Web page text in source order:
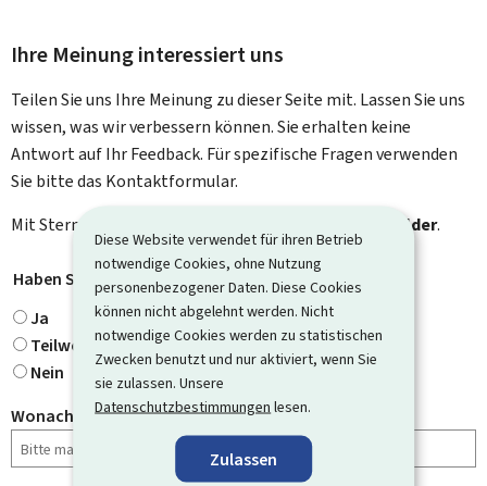
Diese Website verwendet für ihren Betrieb
notwendige Cookies, ohne Nutzung
personenbezogener Daten. Diese Cookies
können nicht abgelehnt werden. Nicht
notwendige Cookies werden zu statistischen
Zwecken benutzt und nur aktiviert, wenn Sie
sie zulassen. Unsere
Datenschutzbestimmungen lesen.
Zulassen
Ihre Meinung interessiert uns
Teilen Sie uns Ihre Meinung zu dieser Seite mit. Lassen Sie uns
wissen, was wir verbessern können. Sie erhalten keine
Antwort auf Ihr Feedback. Für spezifische Fragen verwenden
Sie bitte das Kontaktformular.
Mit Stern gekennzeichnete Felder (
Pflichtfelder.
Haben Sie gefunden, wonach Sie gesucht haben?
Ja
Teilweise
Nein
Wonach haben Sie gesucht?